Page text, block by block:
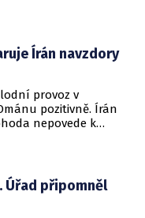
Írán navzdory
provoz v
pozitivně. Írán
nepovede k
Úřad připomněl